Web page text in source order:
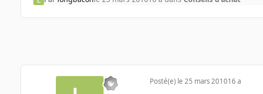
Posté(e) le 25 mars 201016 a